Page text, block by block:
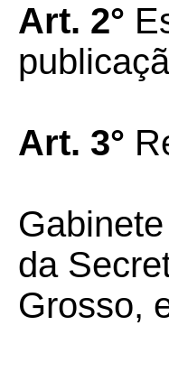
Art. 2°
Art. 3°
da
Grosso,